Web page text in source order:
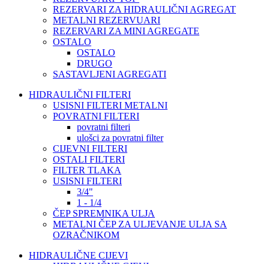
REZERVARI ZA HIDRAULIČNI AGREGAT
METALNI REZERVUARI
REZERVARI ZA MINI AGREGATE
OSTALO
OSTALO
DRUGO
SASTAVLJENI AGREGATI
HIDRAULIČNI FILTERI
USISNI FILTERI METALNI
POVRATNI FILTERI
povratni filteri
ulošci za povratni filter
CIJEVNI FILTERI
OSTALI FILTERI
FILTER TLAKA
USISNI FILTERI
3/4"
1 - 1/4
ČEP SPREMNIKA ULJA
METALNI ČEP ZA ULJEVANJE ULJA SA
OZRAČNIKOM
HIDRAULIČNE CIJEVI